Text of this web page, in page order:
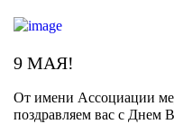
9 МАЯ!
От имени Ассоциации
поздравляем вас с Днем